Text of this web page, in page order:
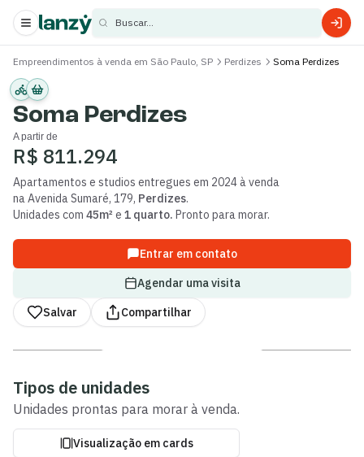
Buscar...
Empreendimentos à venda em São Paulo, SP Perdizes Soma Perdizes
Soma Perdizes
A partir de
R$ 811.294
Apartamentos e studios entregues em 2024à venda
naAvenida Sumaré, 179, Perdizes.
Unidades com 45m² e 1 quarto. Pronto para morar.
Entrar em contato
Agendar uma visita
Salvar
Compartilhar
Tipos de unidades
Unidades prontas para morar à venda.
Visualização em cards